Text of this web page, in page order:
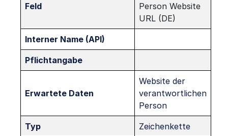
Feld
Person Website
URL (DE)
Interner Name (API)
Pflichtangabe
Erwartete Daten
Website der
verantwortlichen
Person
Typ Zeichenkette